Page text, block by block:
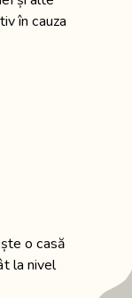
în cauza
o casă
la nivel